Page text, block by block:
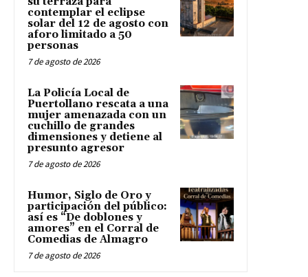
contemplar el eclipse
solar del 12 de agosto con
aforo limitado a 50
personas
7 de agosto de 2026
La Policía Local de
Puertollano rescata a una
mujer amenazada con un
cuchillo de grandes
dimensiones y detiene al
presunto agresor
7 de agosto de 2026
Humor, Siglo de Oro y
participación del público:
así es “De doblones y
amores” en el Corral de
Comedias de Almagro
7 de agosto de 2026